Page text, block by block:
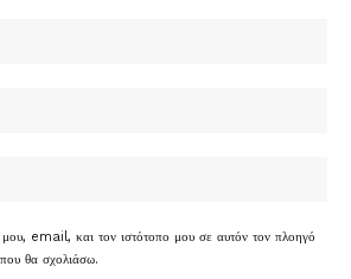
email, και τον ιστότοπο μου σε αυτόν τον πλοηγό
θα σχολιάσω.